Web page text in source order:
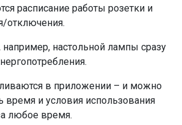
расписание работы розетки и
отключения.
настольной лампы сразу
в приложении – и можно
время и условия использования
любое время.